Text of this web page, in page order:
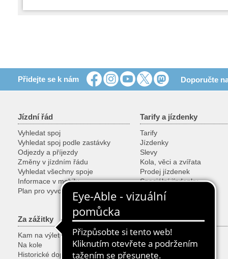
Přidejte se k nám Doporučte
Jízdní řád
Vyhledat spoj
Vyhledat spoj podle zastávky
Odjezdy a příjezdy
Změny v jízdním řádu
Vyhledat všechny spoje
Informace v mobilu
Plan pro vyvojare
Tarify a jízdenky
Tarify
Jízdenky
Slevy
Kola, věci a zvířata
Prodej jízdenek
Speciální jízdenky
Za zážitky
Kam na výlet
Na kole
Historické dopravní prostředky
Služby
Zákaznická centra
Gruppenanmeldung
Nadstandardní záruky